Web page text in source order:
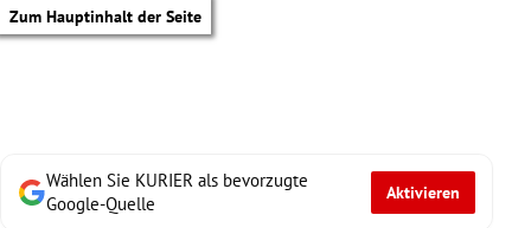
Zum Hauptinhalt der Seite
Wählen Sie KURIER als bevorzugte
Google-Quelle
Aktivieren